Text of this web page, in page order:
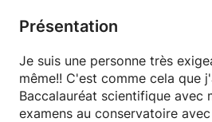
Présentation
Je suis une personne très
même!! C'est comme cela que
Baccalauréat scientifique avec
examens au conservatoire